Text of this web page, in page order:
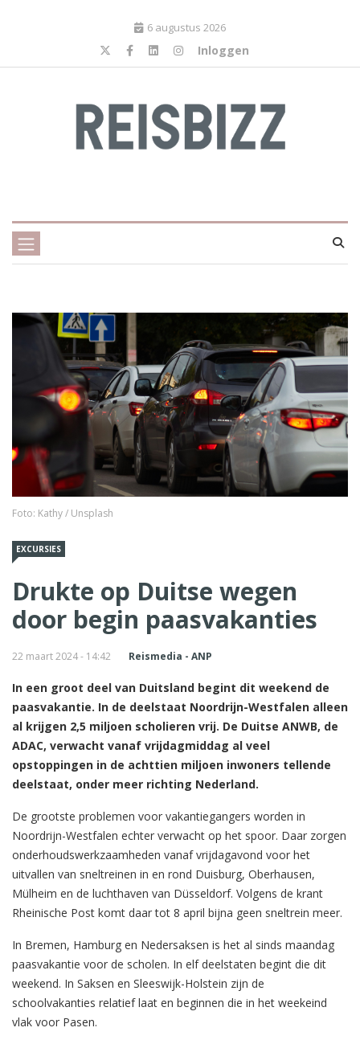
6 augustus 2026
Inloggen
Foto: Kathy / Unsplash
EXCURSIES
Drukte op Duitse wegen
door begin paasvakanties
22 maart 2024 - 14:42 Reismedia - ANP
In een groot deel van Duitsland begint dit weekend de
paasvakantie. In de deelstaat Noordrijn-Westfalen alleen
al krijgen 2,5 miljoen scholieren vrij. De Duitse ANWB, de
ADAC, verwacht vanaf vrijdagmiddag al veel
opstoppingen in de achttien miljoen inwoners tellende
deelstaat, onder meer richting Nederland.
De grootste problemen voor vakantiegangers worden in
Noordrijn-Westfalen echter verwacht op het spoor. Daar zorgen
onderhoudswerkzaamheden vanaf vrijdagavond voor het
uitvallen van sneltreinen in en rond Duisburg, Oberhausen,
Mülheim en de luchthaven van Düsseldorf. Volgens de krant
Rheinische Post komt daar tot 8 april bijna geen sneltrein meer.
In Bremen, Hamburg en Nedersaksen is het al sinds maandag
paasvakantie voor de scholen. In elf deelstaten begint die dit
weekend. In Saksen en Sleeswijk-Holstein zijn de
schoolvakanties relatief laat en beginnen die in het weekeind
vlak voor Pasen.